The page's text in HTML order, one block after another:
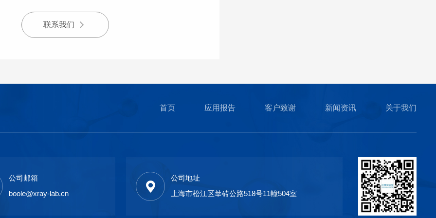
联系我们
首页 应用报告 客户致谢 新闻资讯 关于我们
公司邮箱
boole@xray-lab.cn
公司地址
上海市松江区莘砖公路518号11幢504室